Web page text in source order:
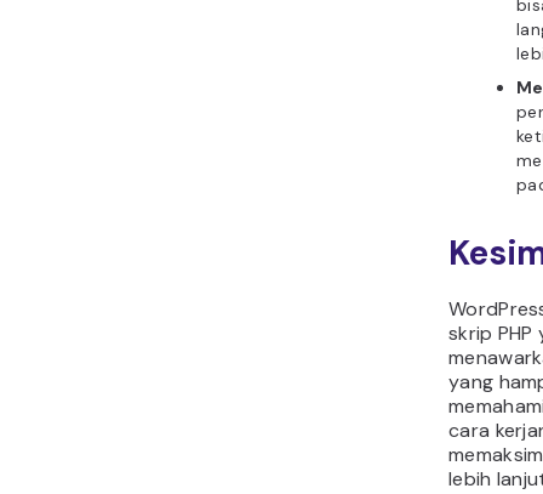
skrip
yang
cara
lebih